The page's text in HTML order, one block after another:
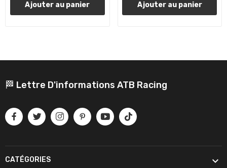
Ajouter au panier Ajouter au panier
🏁 Lettre D'informations ATB Racing
CATÉGORIES 